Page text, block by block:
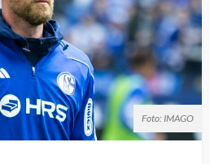
Foto: IMAGO